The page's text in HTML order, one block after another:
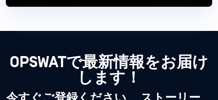
続きを読む
OPSWATで最新情報をお届け
します！